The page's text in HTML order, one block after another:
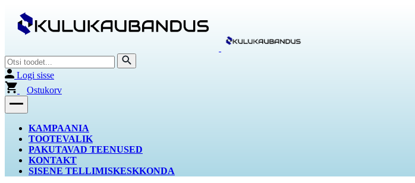
Logi sisse
Ostukorv
KAMPAANIA
TOOTEVALIK
PAKUTAVAD TEENUSED
KONTAKT
SISENE TELLIMISKESKKONDA